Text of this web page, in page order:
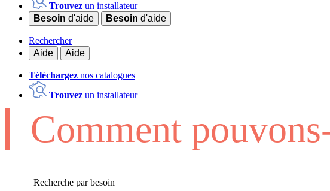
Trouvez un installateur
Besoin d'aide Besoin d'aide
Rechercher
Aide
Aide
Téléchargez nos catalogues
Trouvez un installateur
Comment
Recherche par besoin